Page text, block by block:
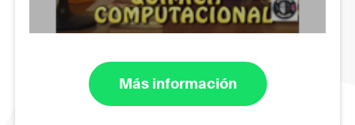
Más información